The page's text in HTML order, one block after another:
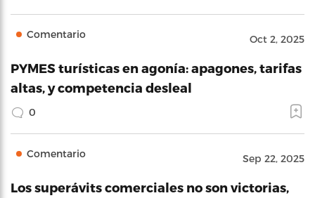
Comentario Oct 2, 2025
PYMES turísticas en agonía: apagones, tarifas
altas, y competencia desleal
0
Comentario Sep 22, 2025
Los superávits comerciales no son victorias,